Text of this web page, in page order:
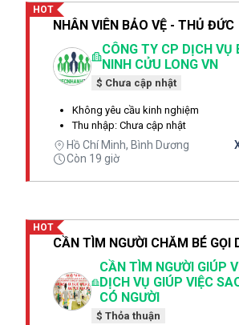
NHÂN VIÊN BẢO VỆ - THỦ ĐỨC
CÔNG TY CP DỊCH VỤ
NINH CỬU LONG VN
$ Chưa cập nhật
Không yêu cầu kinh nghiệm
Thu nhập: Chưa cập nhật
Hồ Chí Minh, Bình Dương
Còn 19 giờ
HOT
CẦN TÌM NGƯỜI GIÚP
DỊCH VỤ GIÚP VIỆC
CÓ NGƯỜI
$ Thỏa thuận
HOT